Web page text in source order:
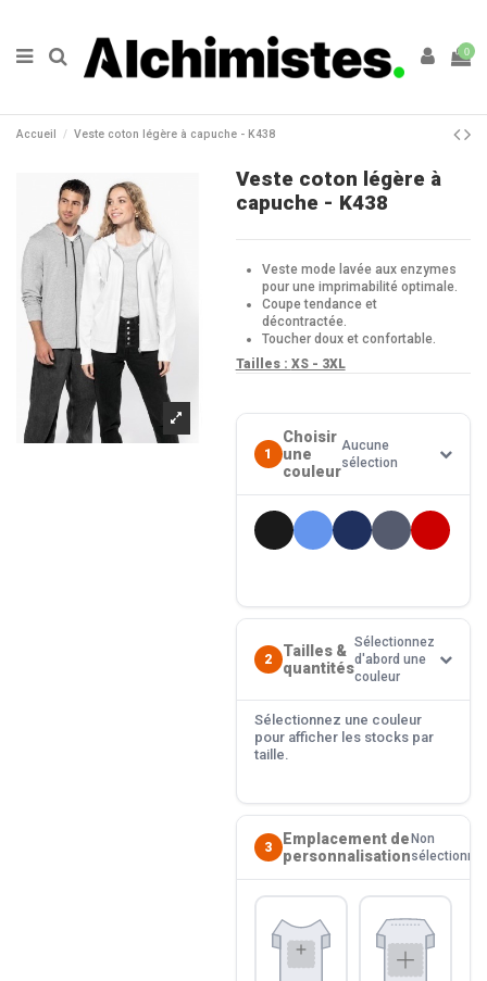
0
Accueil Veste coton légère à capuche - K438
Veste coton légère à
capuche - K438
Veste mode lavée aux enzymes
pour une imprimabilité optimale.
Coupe tendance et
décontractée.
Toucher doux et confortable.
Tailles : XS - 3XL
1
Choisir
une
couleur
Aucune
sélection
2
Tailles &
quantités
Sélectionnez
d'abord une
couleur
Sélectionnez une couleur
pour afficher les stocks par
taille.
3
Emplacement de
personnalisation
Non
sélectionné